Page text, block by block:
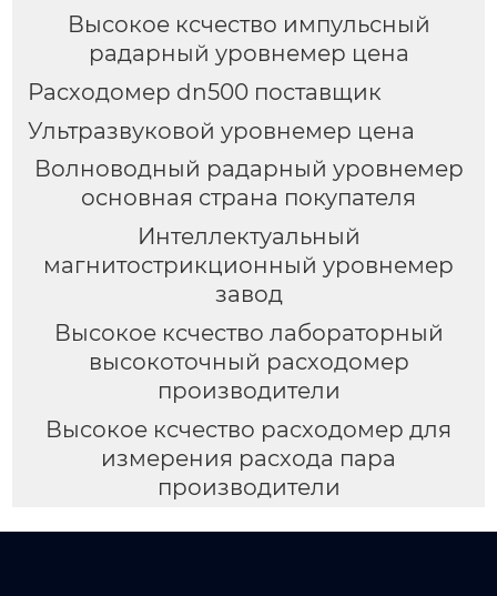
Высокое ксчество импульсный
радарный уровнемер цена
Расходомер dn500 поставщик
Ультразвуковой уровнемер цена
Волноводный радарный уровнемер
основная страна покупателя
Интеллектуальный
магнитострикционный уровнемер
завод
Высокое ксчество лабораторный
высокоточный расходомер
производители
Высокое ксчество расходомер для
измерения расхода пара
производители